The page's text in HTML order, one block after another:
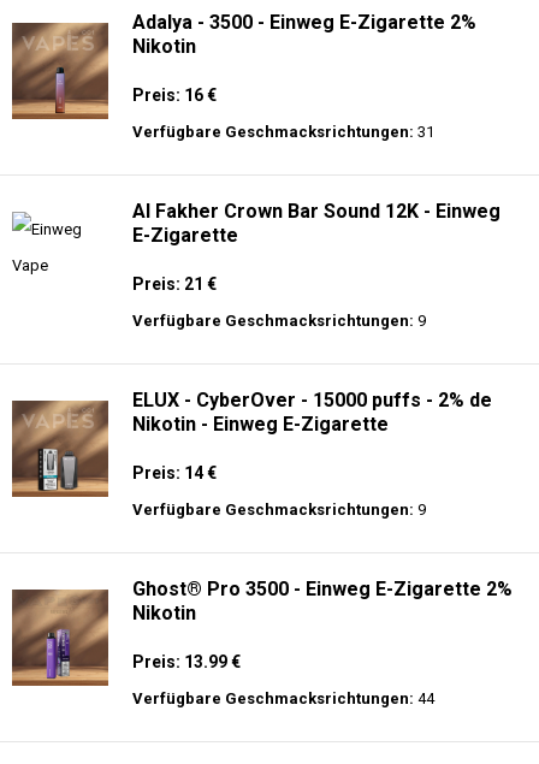
Adalya - 3500 - Einweg E-Zigarette 2%
Nikotin
Preis: 16 €
Verfügbare Geschmacksrichtungen: 31
Al Fakher Crown Bar Sound 12K - Einweg
E-Zigarette
Preis: 21 €
Verfügbare Geschmacksrichtungen: 9
ELUX - CyberOver - 15000 puffs - 2% de
Nikotin - Einweg E-Zigarette
Preis: 14 €
Verfügbare Geschmacksrichtungen: 9
Ghost® Pro 3500 - Einweg E-Zigarette 2%
Nikotin
Preis: 13.99 €
Verfügbare Geschmacksrichtungen: 44